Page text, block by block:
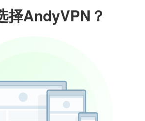
择AndyVPN？